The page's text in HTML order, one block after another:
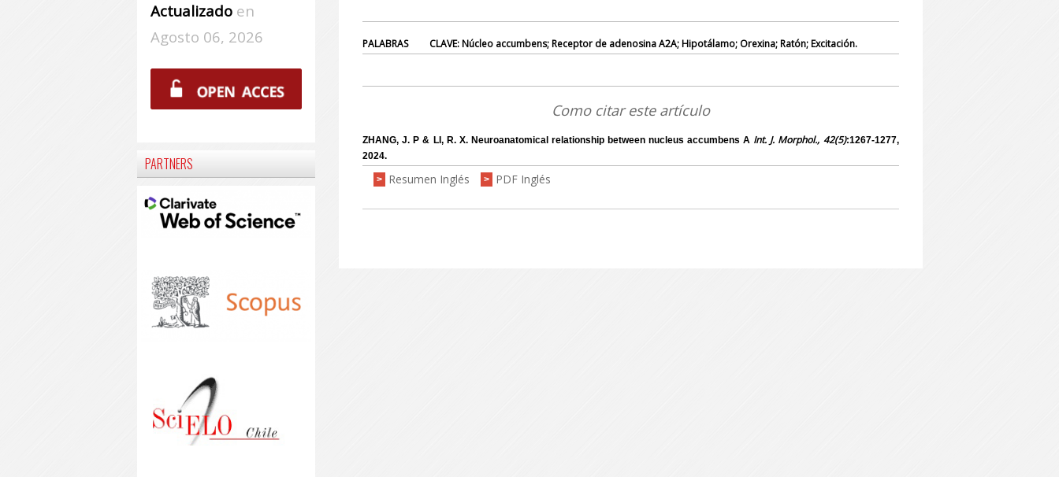
PALABRASCLAVE: Núcleo accumbens; Receptor de adenosina A2A; Hipotálamo; Orexina; Ratón; Excitación.
Como citar este artículo
ZHANG, J. P & LI, R. X. Neuroanatomical relationship between nucleus accumbens A Int. J. Morphol., 42(5):1267-1277,
2024.
> Resumen Inglés > PDF Inglés
Actualizadoen
Agosto 06, 2026
PARTNERS